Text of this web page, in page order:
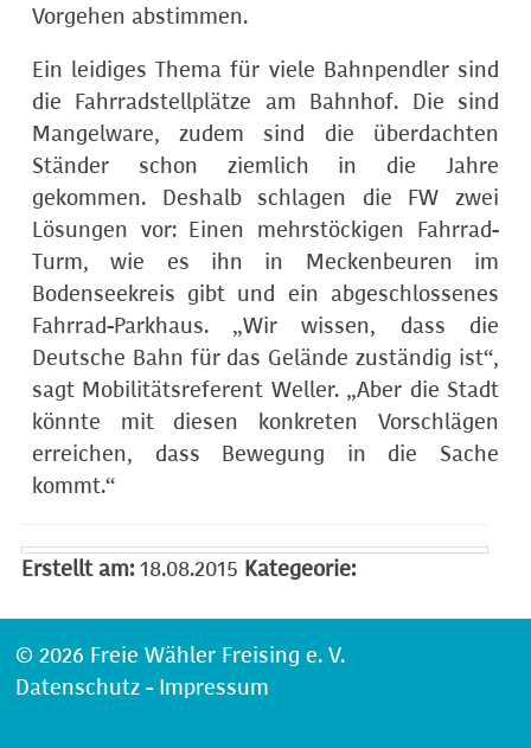
Vorgehen abstimmen.
Ein leidiges Thema für viele Bahnpendler sind
die Fahrradstellplätze am Bahnhof. Die sind
Mangelware, zudem sind die überdachten
Ständer schon ziemlich in die Jahre
gekommen. Deshalb schlagen die FW zwei
Lösungen vor: Einen mehrstöckigen Fahrrad-
Turm, wie es ihn in Meckenbeuren im
Bodenseekreis gibt und ein abgeschlossenes
Fahrrad-Parkhaus. „Wir wissen, dass die
Deutsche Bahn für das Gelände zuständig ist“,
sagt Mobilitätsreferent Weller. „Aber die Stadt
könnte mit diesen konkreten Vorschlägen
erreichen, dass Bewegung in die Sache
kommt.“
Erstellt am:18.08.2015 Kategeorie:
© 2026 Freie Wähler Freising e. V.
Datenschutz - Impressum